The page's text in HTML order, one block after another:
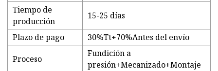
Tiempo de
producción
15-25 días
Plazo de pago 30%Tt+70%Antes del envío
Proceso
Fundición a
presión+Mecanizado+Montaje